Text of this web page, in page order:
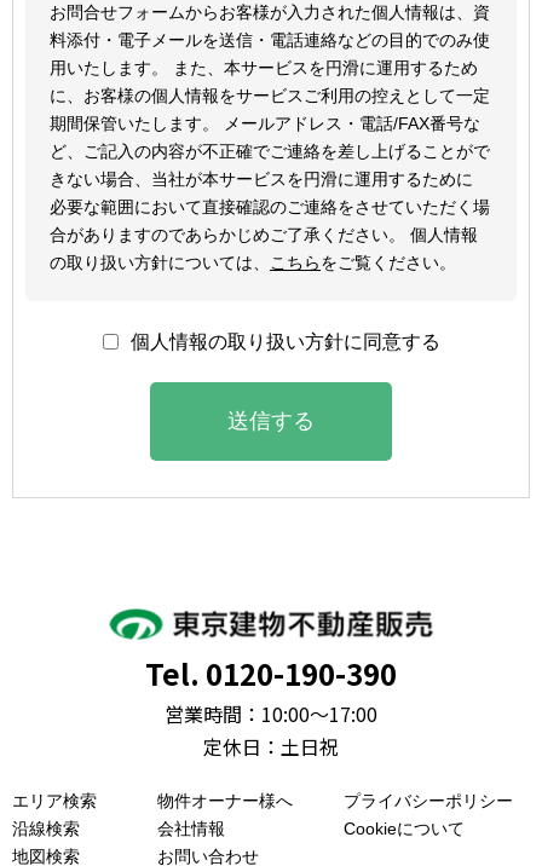
お問合せフォームからお客様が入力された個人情報は、資
料添付・電子メールを送信・電話連絡などの目的でのみ使
用いたします。 また、本サービスを円滑に運用するため
に、お客様の個人情報をサービスご利用の控えとして一定
期間保管いたします。 メールアドレス・電話/FAX番号な
ど、ご記入の内容が不正確でご連絡を差し上げることがで
きない場合、当社が本サービスを円滑に運用するために
必要な範囲において直接確認のご連絡をさせていただく場
合がありますのであらかじめご了承ください。 個人情報
の取り扱い方針については、
こちらをご覧ください。
個人情報の取り扱い方針に同意する
送信する
Tel. 0120-190-390
営業時間：10:00～17:00
定休日：土日祝
エリア検索 物件オーナー様へ
プライバシーポリシー
沿線検索
会社情報
Cookieについて
地図検索
お問い合わせ